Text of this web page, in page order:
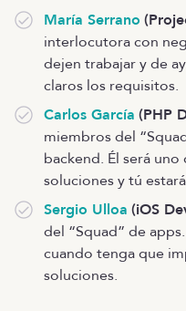
María Serrano
interlocutora con
dejen trabajar y de
claros los requisitos.
Carlos García (PHP
miembros del
backend. Él será
soluciones y tú
Sergio Ulloa (iOS
del “Squad” de
cuando tenga que
soluciones.